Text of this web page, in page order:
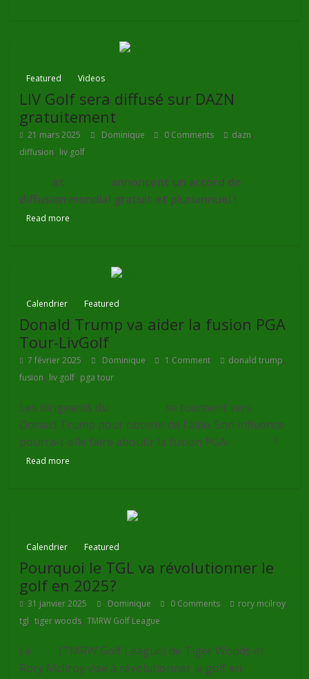
Featured Videos
LIV Golf sera diffusé sur DAZN
gratuitement
21 mars 2025 Dominique 0 Comments dazn,
diffusion, liv golf
et
annoncent un accord de
diffusion mondial gratuit et pluriannuel !
Read more
Calendrier Featured
Donald Trump va aider la fusion PGA
Tour-LivGolf
7 février 2025 Dominique 1 Comment donald trump,
fusion, liv golf, pga tour
Les dirigeants du
se tournent vers
Donald Trump pour obtenir de l'aide. Son influence
pourra-t-elle faire aboutir la fusion PGA-
?
Read more
Calendrier Featured
Pourquoi le TGL va révolutionner le
golf en 2025?
31 janvier 2025 Dominique 0 Comments rory mcilroy,
tgl,tiger woods,TMRW Golf League
Le
(TMRW Golf League) de Tiger Woods et
Rory McIlroy vise à révolutionner le golf en